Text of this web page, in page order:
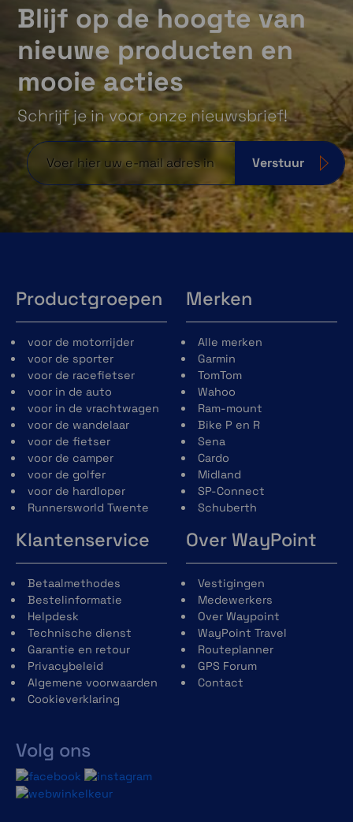
Blijf op de hoogte van
nieuwe producten en
mooie acties
Schrijf je in voor onze nieuwsbrief!
Verstuur
Productgroepen
voor de motorrijder
voor de sporter
voor de racefietser
voor in de auto
voor in de vrachtwagen
voor de wandelaar
voor de fietser
voor de camper
voor de golfer
voor de hardloper
Runnersworld Twente
Merken
Alle merken
Garmin
TomTom
Wahoo
Ram-mount
Bike P en R
Sena
Cardo
Midland
SP-Connect
Schuberth
Klantenservice
Betaalmethodes
Bestelinformatie
Helpdesk
Technische dienst
Garantie en retour
Privacybeleid
Algemene voorwaarden
Cookieverklaring
Volg ons
Over WayPoint
Vestigingen
Medewerkers
Over Waypoint
WayPoint Travel
Routeplanner
GPS Forum
Contact